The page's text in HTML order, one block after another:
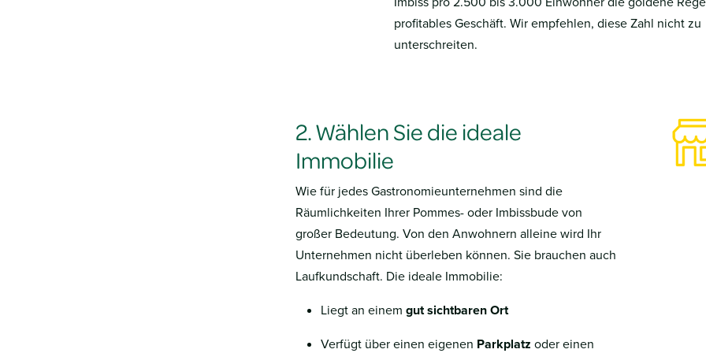
profitables Geschäft. Wir empfehlen, diese Zahl nicht zu
unterschreiten.
2. Wählen Sie die ideale
Immobilie
Wie für jedes Gastronomieunternehmen sind die
Räumlichkeiten Ihrer Pommes- oder Imbissbude von
großer Bedeutung. Von den Anwohnern alleine wird Ihr
Unternehmen nicht überleben können. Sie brauchen auch
Laufkundschaft. Die ideale Immobilie:
Liegt an einem gut sichtbaren Ort
Verfügt über einen eigenen Parkplatz oder einen